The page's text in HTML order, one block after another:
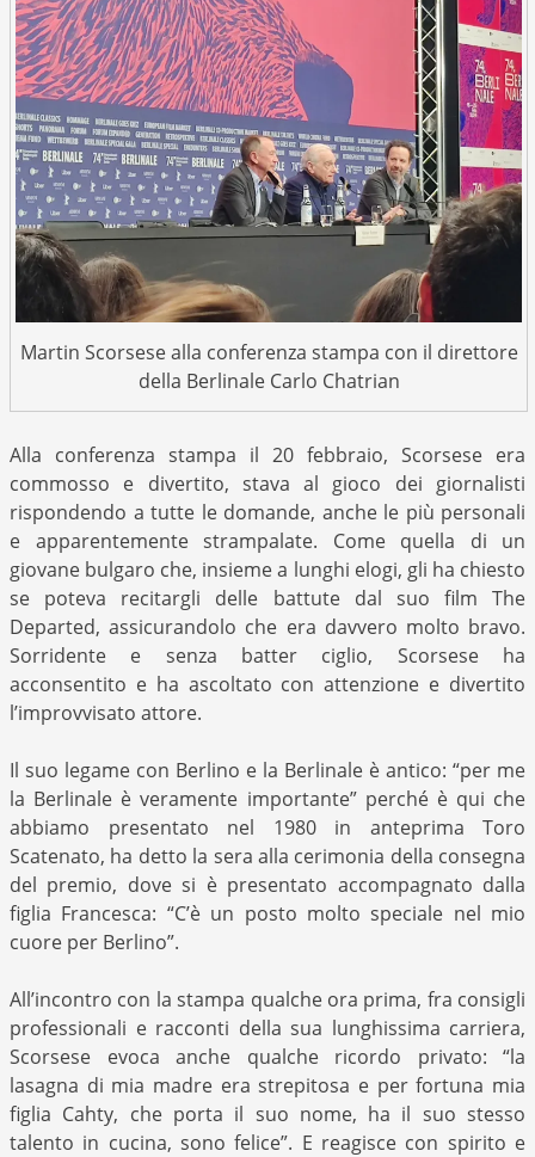
Martin Scorsese alla conferenza stampa con il direttore
della Berlinale Carlo Chatrian
Alla conferenza stampa il 20 febbraio, Scorsese era
commosso e divertito, stava al gioco dei giornalisti
rispondendo a tutte le domande, anche le più personali
e apparentemente strampalate. Come quella di un
giovane bulgaro che, insieme a lunghi elogi, gli ha chiesto
se poteva recitargli delle battute dal suo film The
Departed, assicurandolo che era davvero molto bravo.
Sorridente e senza batter ciglio, Scorsese ha
acconsentito e ha ascoltato con attenzione e divertito
l’improvvisato attore.
Il suo legame con Berlino e la Berlinale è antico: “per me
la Berlinale è veramente importante” perché è qui che
abbiamo presentato nel 1980 in anteprima Toro
Scatenato, ha detto la sera alla cerimonia della consegna
del premio, dove si è presentato accompagnato dalla
figlia Francesca: “C’è un posto molto speciale nel mio
cuore per Berlino”.
All’incontro con la stampa qualche ora prima, fra consigli
professionali e racconti della sua lunghissima carriera,
Scorsese evoca anche qualche ricordo privato: “la
lasagna di mia madre era strepitosa e per fortuna mia
figlia Cahty, che porta il suo nome, ha il suo stesso
talento in cucina, sono felice”. E reagisce con spirito e